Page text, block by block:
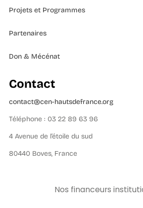
Projets et Programmes
Partenaires
Don & Mécénat
Contact
contact@cen-hautsdefrance.org
Téléphone : 03 22 89 63 96
4 Avenue de l’étoile du sud
80440 Boves, France
Nos financeurs